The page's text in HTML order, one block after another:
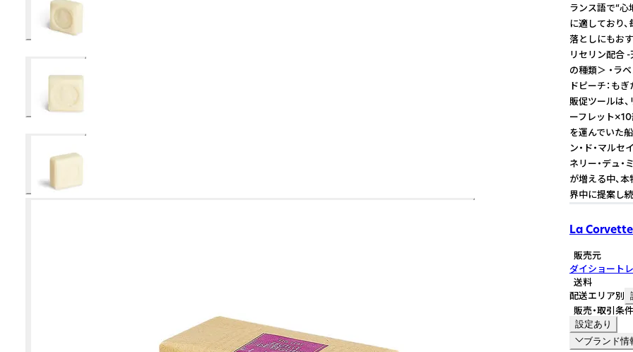
ランス語で“心
に適しており
落としにもお
リセリン配合
の種類＞ ・ラ
ドピーチ：も
販促ツールは
ーフレット
を運んでいた
ン・ド・マル
ネリー・デュ
が増える中、
界中に提案し
La Corvette
販売元
ダイショート
送料
配送エリア別
販売・取引条件
設定あり
ブランド情